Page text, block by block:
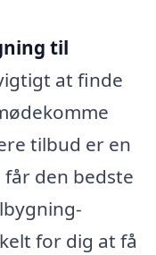
til
at finde
tilbud er en
den bedste
for dig at få